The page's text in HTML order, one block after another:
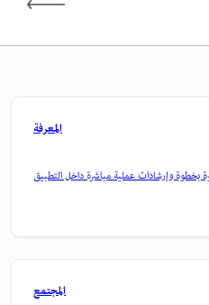
المعرفة
المجتمع